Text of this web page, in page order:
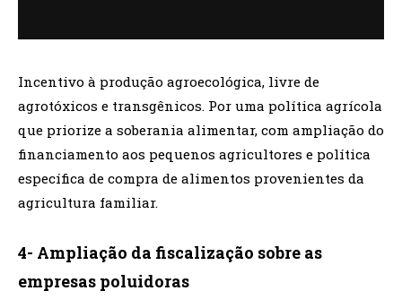
Incentivo à produção agroecológica, livre de
agrotóxicos e transgênicos. Por uma política agrícola
que priorize a soberania alimentar, com ampliação do
financiamento aos pequenos agricultores e política
específica de compra de alimentos provenientes da
agricultura familiar.
4- Ampliação da fiscalização sobre as
empresas poluidoras